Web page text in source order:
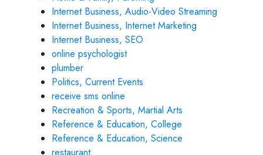
Internet Business, Audio-Video Streaming
Internet Business, Internet Marketing
Internet Business, SEO
online psychologist
plumber
Politics, Current Events
receive sms online
Recreation & Sports, Martial Arts
Reference & Education, College
Reference & Education, Science